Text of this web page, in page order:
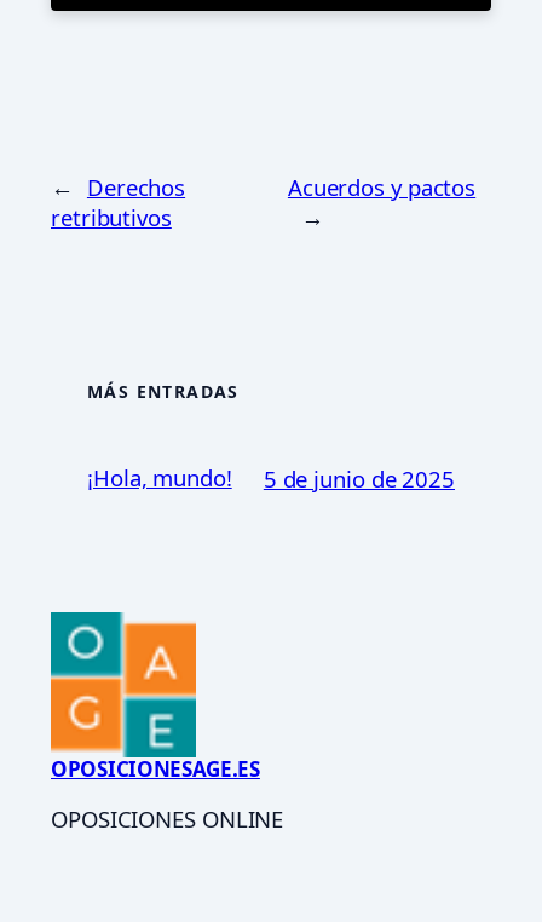
← Derechos
retributivos
Acuerdos y pactos
→
MÁS ENTRADAS
¡Hola, mundo! 5 de junio de 2025
OPOSICIONESAGE.ES
OPOSICIONES ONLINE